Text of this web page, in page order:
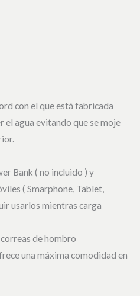
con el que está fabricada
el agua evitando que se moje
Bank ( no incluido ) y
( Smarphone, Tablet,
usarlos mientras carga
correas de hombro
una máxima comodidad en